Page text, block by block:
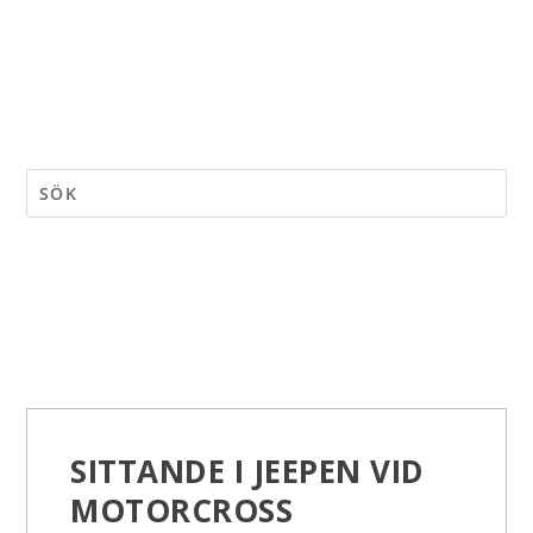
SITTANDE I JEEPEN VID
MOTORCROSS